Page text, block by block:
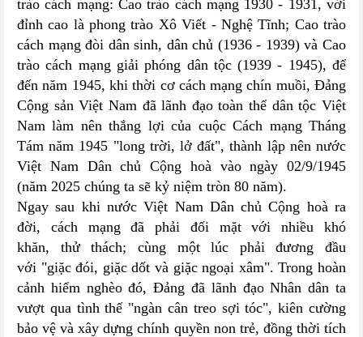
trào cách mạng: Cao trào cách mạng 1930 - 1931, với
đỉnh cao là phong trào Xô Viết - Nghệ Tĩnh; Cao trào
cách mạng đòi dân sinh, dân chủ (1936 - 1939) và Cao
trào cách mạng giải phóng dân tộc (1939 - 1945), để
đến năm 1945, khi thời cơ cách mạng chín muồi, Đảng
Cộng sản Việt Nam đã lãnh đạo toàn thể dân tộc Việt
Nam làm nên thắng lợi của cuộc Cách mạng Tháng
Tám năm 1945 "long trời, lở đất", thành lập nên nước
Việt Nam Dân chủ Cộng hoà vào ngày 02/9/1945
(năm 2025 chúng ta sẽ kỷ niệm tròn 80 năm).
Ngay sau khi nước Việt Nam Dân chủ Cộng hoà ra
đời, cách mạng đã phải đối mặt với nhiều khó
khăn, thử thách; cùng một lúc phải đương đầu
với "giặc đói, giặc dốt và giặc ngoại xâm". Trong hoàn
cảnh hiểm nghèo đó, Đảng đã lãnh đạo Nhân dân ta
vượt qua tình thế "ngàn cân treo sợi tóc", kiên cường
bảo vệ và xây dựng chính quyền non trẻ, đồng thời tích